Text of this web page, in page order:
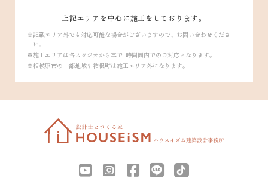
上記エリアを中心に施工をしております。
記載エリア外でも対応可能な場合がございますので、お問い合わせくださ
い。
施工エリアは各スタジオから車で1時間圏内でのご対応となります。
相模原市の一部地域や箱根町は施工エリア外になります。